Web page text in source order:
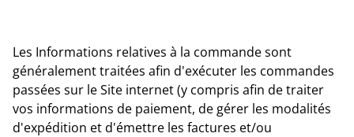
Les Informations relatives à la commande sont
généralement traitées afin d'exécuter les commandes
passées sur le Site internet (y compris afin de traiter
vos informations de paiement, de gérer les modalités
d'expédition et d'émettre les factures et/ou